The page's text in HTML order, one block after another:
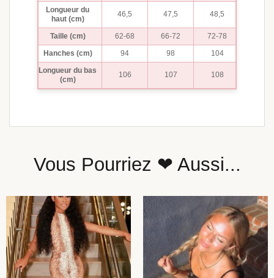
Longueur du
haut (cm)
46,5 47,5 48,5
Taille (cm) 62-68 66-72
72-78
Hanches (cm)
94 98
104
Longueur du bas
(cm)
106 107 108
Vous Pourriez ❤ Aussi...